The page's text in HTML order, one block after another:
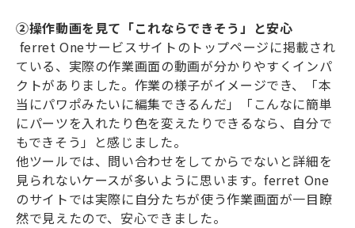
②操作動画を見て「これならできそう」と安心
ferret Oneサービスサイトのトップページに掲載され
ている、実際の作業画面の動画が分かりやすくインパ
クトがありました。作業の様子がイメージでき、「本
当にパワポみたいに編集できるんだ」「こんなに簡単
にパーツを入れたり色を変えたりできるなら、自分で
もできそう」と感じました。
他ツールでは、問い合わせをしてからでないと詳細を
見られないケースが多いように思います。ferret One
のサイトでは実際に自分たちが使う作業画面が一目瞭
然で見えたので、安心できました。